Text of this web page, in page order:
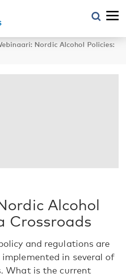
Nordic Alcohol Policies:
Alcohol
Crossroads
and regulations are
implemented in several of
What is the current